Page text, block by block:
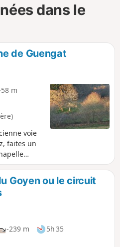
dans le
de Guengat
m
voie
faites un
qui
bourg de
de
Goyen ou le circuit
-239 m
5h 35